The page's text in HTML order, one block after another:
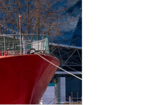
Тренкадис
10:00, 18:00